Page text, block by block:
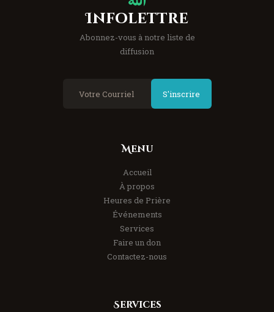
Infolettre
Abonnez-vous à notre liste de
diffusion
S'inscrire
Menu
Accueil
À propos
Heures de Prière
Événements
Services
Faire un don
Contactez-nous
Services